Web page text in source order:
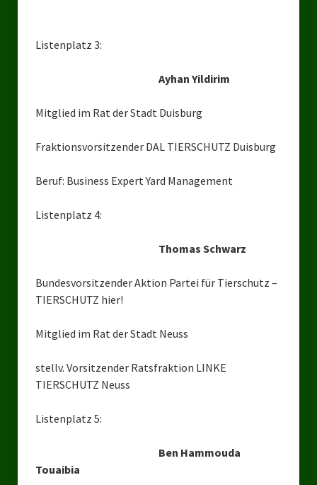
Landesverband Berlin
Kommunale Gremien
Kommunalwahl Nordrhein-Westfalen 2025
Europawahl 2024
Listenplatz 3:
Ayhan Yildirim
Mitglied im Rat der Stadt Duisburg
Fraktionsvorsitzender DAL TIERSCHUTZ Duisburg
Beruf: Business Expert Yard Management
Listenplatz 4:
Thomas Schwarz
Bundesvorsitzender Aktion Partei für Tierschutz –
TIERSCHUTZ hier!
Mitglied im Rat der Stadt Neuss
stellv. Vorsitzender Ratsfraktion LINKE
TIERSCHUTZ Neuss
Listenplatz 5:
Ben Hammouda
Touaibia